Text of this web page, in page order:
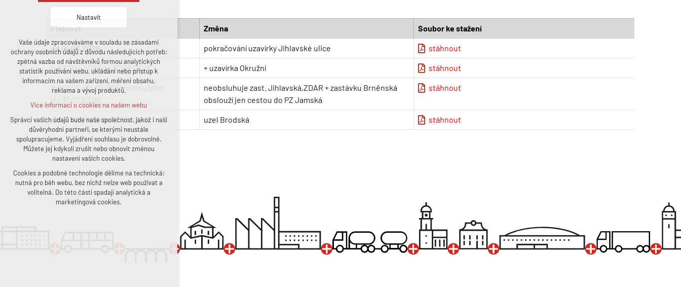
Platnost Změna Soubor ke stažení
od 01.08.2026 pokračování uzavírky Jihlavské ulice stáhnout
od 27.04.2026 do 07.05.2026 + uzavírka Okružní stáhnout
od 01.04. do 30.06. (prodlouženo
neobsluhuje zast. Jihlavská,ZDAR + zastávku Brněnská
obslouží jen cestou do PZ Jamská
stáhnout
od 14.12.2025 do 31.12.2026 uzel Brodská stáhnout
Nastavit
Technická cookies
nutná pro provozování webu
udržení kontextu stránek (session):
případná přihlášení, volby jazyka, apod.
analytická pro anonymizované vyhodnocení
návštěvnosti
marketingová cookies (Google, Facebook)
Více informací o cookies na našem webu
Přijmout všechny cookies
Odmítnout vše
Vaše údaje zpracováváme v souladu se zásadami
ochrany osobních údajů z důvodu následujících potřeb:
zpětná vazba od návštěvníků formou analytických
statistik používání webu, ukládání nebo přístup k
informacím na vašem zařízení, měření obsahu,
reklama a vývoj produktů.
Více informací o cookies na našem webu
Správci vašich údajů bude naše společnost, jakož i naši
důvěryhodní partneři, se kterými neustále
spolupracujeme. Vyjádření souhlasu je dobrovolné.
Můžete jej kdykoli zrušit nebo obnovit změnou
nastavení vašich cookies.
Cookies a podobné technologie dělíme na technická:
nutná pro běh webu, bez nichž nelze web používat a
volitelná. Do této části spadají analytická a
marketingová cookies.